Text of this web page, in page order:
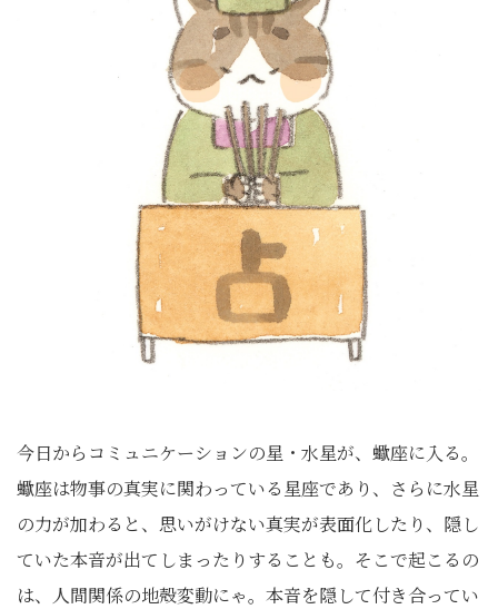
今日からコミュニケーションの星・水星が、蠍座に入る。
蠍座は物事の真実に関わっている星座であり、さらに水星
の力が加わると、思いがけない真実が表面化したり、隠し
ていた本音が出てしまったりすることも。そこで起こるの
は、人間関係の地殻変動にゃ。本音を隠して付き合ってい